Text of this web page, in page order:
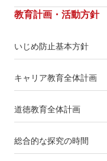
教育計画・活動方針
いじめ防止基本方針
キャリア教育全体計画
道徳教育全体計画
総合的な探究の時間